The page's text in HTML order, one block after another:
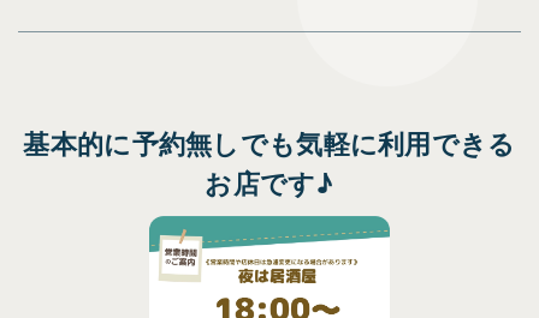
基本的に予約無しでも気軽に利用できる
お店です♪